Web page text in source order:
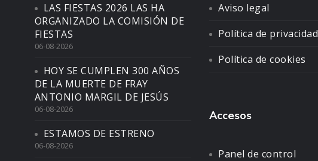
LAS FIESTAS 2026 LAS HA
ORGANIZADO LA COMISIÓN DE
FIESTAS
06-08-2026
HOY SE CUMPLEN 300 AÑOS
DE LA MUERTE DE FRAY
ANTONIO MARGIL DE JESÚS
06-08-2026
ESTAMOS DE ESTRENO
06-08-2026
Aviso legal
Política de privacidad
Política de cookies
Accesos
Panel de control